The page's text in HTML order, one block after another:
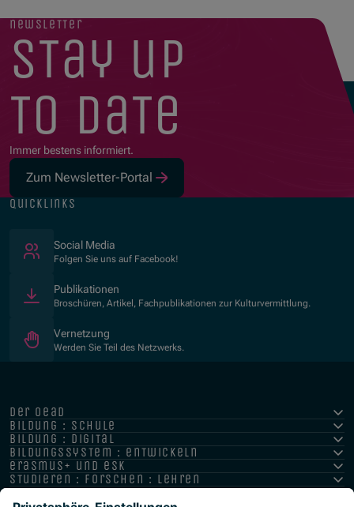
newsletter
stay up
to date
Immer bestens informiert.
Zum Newsletter-Portal
quicklinks
Social Media
Folgen Sie uns auf Facebook!
Publikationen
Broschüren, Artikel, Fachpublikationen zur Kulturvermittlung.
Vernetzung
Werden Sie Teil des Netzwerks.
der oead
bildung : schule
bildung : digital
bildungssystem : entwickeln
erasmus+ und esk
studieren : forschen : lehren
hochschule : strategie : international